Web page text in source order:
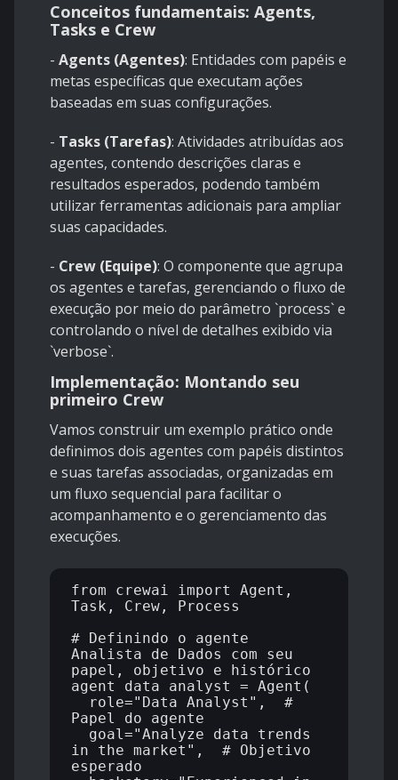
Conceitos fundamentais: Agents,
Tasks e Crew
- Agents (Agentes): Entidades com papéis e
metas específicas que executam ações
baseadas em suas configurações.
- Tasks (Tarefas): Atividades atribuídas aos
agentes, contendo descrições claras e
resultados esperados, podendo também
utilizar ferramentas adicionais para ampliar
suas capacidades.
- Crew (Equipe): O componente que agrupa
os agentes e tarefas, gerenciando o fluxo de
execução por meio do parâmetro `process` e
controlando o nível de detalhes exibido via
`verbose`.
Implementação: Montando seu
primeiro Crew
Vamos construir um exemplo prático onde
definimos dois agentes com papéis distintos
e suas tarefas associadas, organizadas em
um fluxo sequencial para facilitar o
acompanhamento e o gerenciamento das
execuções.
from crewai import Agent,
Task, Crew, Process
# Definindo o agente
Analista de Dados com seu
papel, objetivo e histórico
agent_data_analyst = Agent(
Papel do agente
in the market",  # Objetivo
esperado